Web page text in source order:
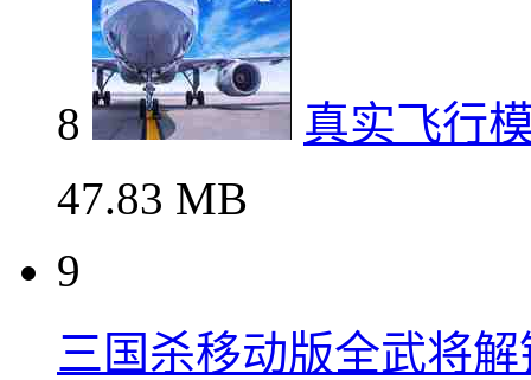
8
真实飞行
47.83 MB
9
三国杀移动版全武将